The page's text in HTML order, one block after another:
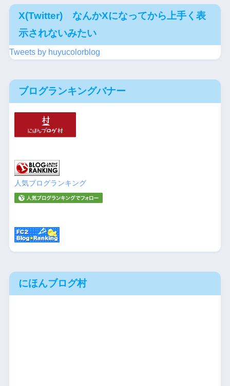
X(Twitter) なんかXになってから上手く表
示されないみたい
Tweets by huyucolorblog
ブログランキングバナー
人気ブログランキング
にほんブログ村